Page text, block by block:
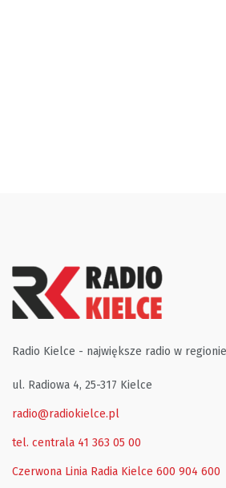
Radio Kielce - największe radio w
ul. Radiowa 4, 25-317 Kielce
radio@radiokielce.pl
tel. centrala 41 363 05 00
Czerwona Linia Radia Kielce 600 904 600